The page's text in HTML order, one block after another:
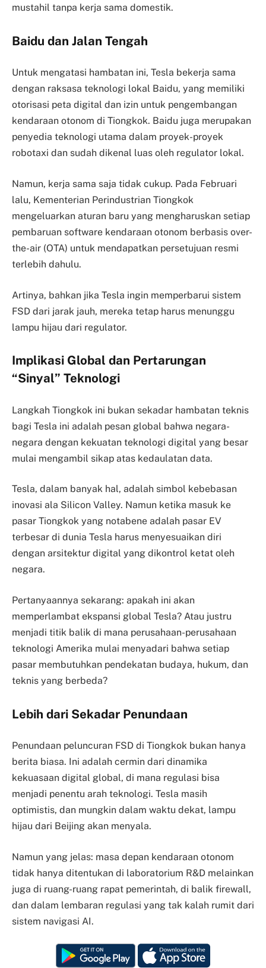
mustahil tanpa kerja sama domestik.
Baidu dan Jalan Tengah
Untuk mengatasi hambatan ini, Tesla bekerja sama
dengan raksasa teknologi lokal Baidu, yang memiliki
otorisasi peta digital dan izin untuk pengembangan
kendaraan otonom di Tiongkok. Baidu juga merupakan
penyedia teknologi utama dalam proyek-proyek
robotaxi dan sudah dikenal luas oleh regulator lokal.
Namun, kerja sama saja tidak cukup. Pada Februari
lalu, Kementerian Perindustrian Tiongkok
mengeluarkan aturan baru yang mengharuskan setiap
pembaruan software kendaraan otonom berbasis over-
the-air (OTA) untuk mendapatkan persetujuan resmi
terlebih dahulu.
Artinya, bahkan jika Tesla ingin memperbarui sistem
FSD dari jarak jauh, mereka tetap harus menunggu
lampu hijau dari regulator.
Implikasi Global dan Pertarungan
“Sinyal” Teknologi
Langkah Tiongkok ini bukan sekadar hambatan teknis
bagi Tesla ini adalah pesan global bahwa negara-
negara dengan kekuatan teknologi digital yang besar
mulai mengambil sikap atas kedaulatan data.
Tesla, dalam banyak hal, adalah simbol kebebasan
inovasi ala Silicon Valley. Namun ketika masuk ke
pasar Tiongkok yang notabene adalah pasar EV
terbesar di dunia Tesla harus menyesuaikan diri
dengan arsitektur digital yang dikontrol ketat oleh
negara.
Pertanyaannya sekarang: apakah ini akan
memperlambat ekspansi global Tesla? Atau justru
menjadi titik balik di mana perusahaan-perusahaan
teknologi Amerika mulai menyadari bahwa setiap
pasar membutuhkan pendekatan budaya, hukum, dan
teknis yang berbeda?
Lebih dari Sekadar Penundaan
Penundaan peluncuran FSD di Tiongkok bukan hanya
berita biasa. Ini adalah cermin dari dinamika
kekuasaan digital global, di mana regulasi bisa
menjadi penentu arah teknologi. Tesla masih
optimistis, dan mungkin dalam waktu dekat, lampu
hijau dari Beijing akan menyala.
Namun yang jelas: masa depan kendaraan otonom
tidak hanya ditentukan di laboratorium R&D melainkan
juga di ruang-ruang rapat pemerintah, di balik firewall,
dan dalam lembaran regulasi yang tak kalah rumit dari
sistem navigasi AI.